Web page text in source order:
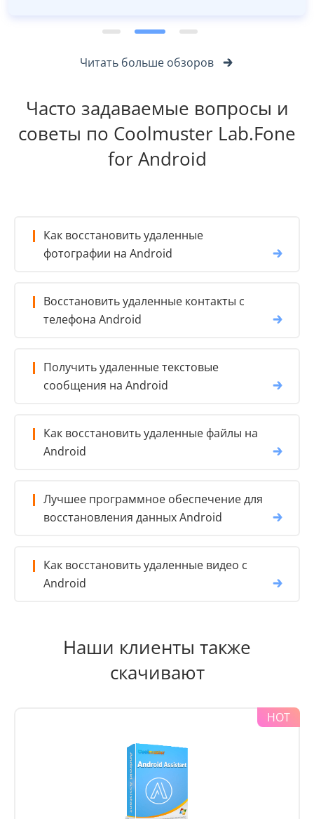
Читать больше обзоров
Часто задаваемые вопросы и
советы по Coolmuster Lab.Fone
for Android
Как восстановить удаленные
фотографии на Android
Восстановить удаленные контакты с
телефона Android
Получить удаленные текстовые
сообщения на Android
Как восстановить удаленные файлы на
Android
Лучшее программное обеспечение для
восстановления данных Android
Как восстановить удаленные видео с
Android
Наши клиенты также
скачивают